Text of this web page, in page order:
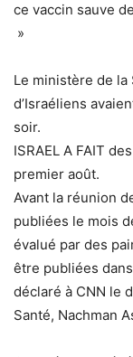
ce vaccin sauve
»
Le ministère de
d’Israéliens
soir.
ISRAEL A FAIT
premier août.
Avant la réunion
publiées le mois
évalué par des
être publiées
déclaré à CNN le
Santé, Nachman